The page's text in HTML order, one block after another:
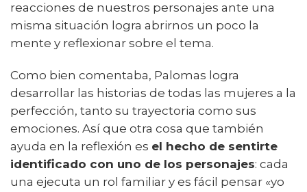
reacciones de nuestros personajes ante una
misma situación logra abrirnos un poco la
mente y reflexionar sobre el tema.
Como bien comentaba, Palomas logra
desarrollar las historias de todas las mujeres a la
perfección, tanto su trayectoria como sus
emociones. Así que otra cosa que también
ayuda en la reflexión es el hecho de sentirte
identificado con uno de los personajes: cada
una ejecuta un rol familiar y es fácil pensar «yo